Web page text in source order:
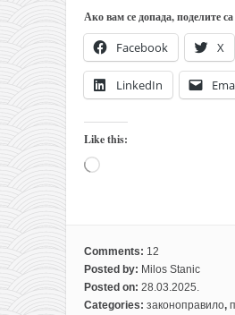
Ако вам се допада, поделите
Facebook X
LinkedIn
Like this:
Loading…
Comments: 12
Posted by: Milos Stanic
Posted on: 28.03.2025.
Categories: законоправило,